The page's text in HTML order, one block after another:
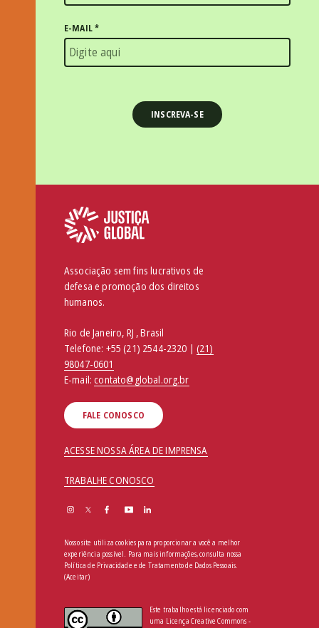
E-MAIL*
Associação sem fins lucrativos de
defesa e promoção dos direitos
humanos.
Rio de Janeiro, RJ , Brasil
Telefone: +55 (21) 2544-2320 | (21)
98047-0601
E-mail:contato@global.org.br
FALE CONOSCO
ACESSE NOSSA ÁREA DE IMPRENSA
TRABALHE CONOSCO
Nosso site utiliza cookies para proporcionar a você a melhor
experiência possível. Para mais informações, consulta nossa
Política de Privacidade e de Tratamento de Dados Pessoais.
(Aceitar)
Este trabalho está licenciado com
uma Licença Creative Commons -